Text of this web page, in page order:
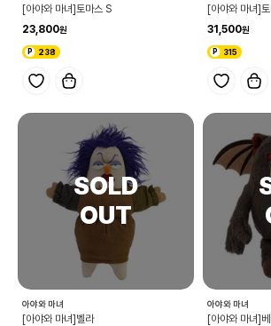
[아야와 마녀]토마스 S
23,800
238
[아야와 마녀]
31,500
315
아야와 마녀
[아야와 마녀]벨라
아야와 마녀
[아야와 마녀]